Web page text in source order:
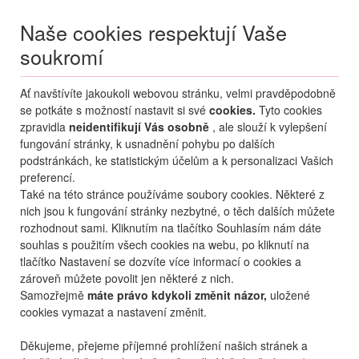
Naše cookies respektují Vaše
soukromí
Ať navštívíte jakoukoli webovou stránku, velmi pravděpodobně
se potkáte s možností nastavit si své cookies. Tyto cookies
zpravidla neidentifikují Vás osobně , ale slouží k vylepšení
fungování stránky, k usnadnění pohybu po dalších
podstránkách, ke statistickým účelům a k personalizaci Vašich
preferencí.
Také na této stránce používáme soubory cookies. Některé z
nich jsou k fungování stránky nezbytné, o těch dalších můžete
rozhodnout sami. Kliknutím na tlačítko Souhlasím nám dáte
souhlas s použitím všech cookies na webu, po kliknutí na
tlačítko Nastavení se dozvíte více informací o cookies a
zároveň můžete povolit jen některé z nich.
Samozřejmě máte právo kdykoli změnit názor, uložené
cookies vymazat a nastavení změnit.
Děkujeme, přejeme příjemné prohlížení našich stránek a
Menu
MojePřihlášení
+420 270 007 007 po - ne 8 - 21 hod.